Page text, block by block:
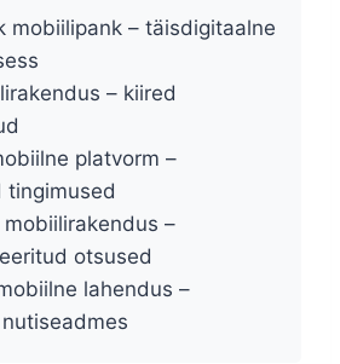
mobiilipank – täisdigitaalne
– kiired
platvorm –
tingimused
–
otsused
lahendus –